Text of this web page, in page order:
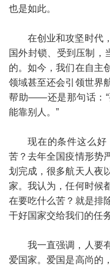
也是如此。
在创业和攻坚时代
国外封锁、受到压制，
的。如今，我们在自主
领域甚至还会引领世界
帮助——还是那句话：“
能靠别人。”
现在的条件这么
苦？去年全国疫情形势
划完成，很多航天人夜
家。我认为，任何时候
在要吃什么苦？就是排
干好国家交给我们的任务
我一直强调，人要
爱国家。爱国是高尚的